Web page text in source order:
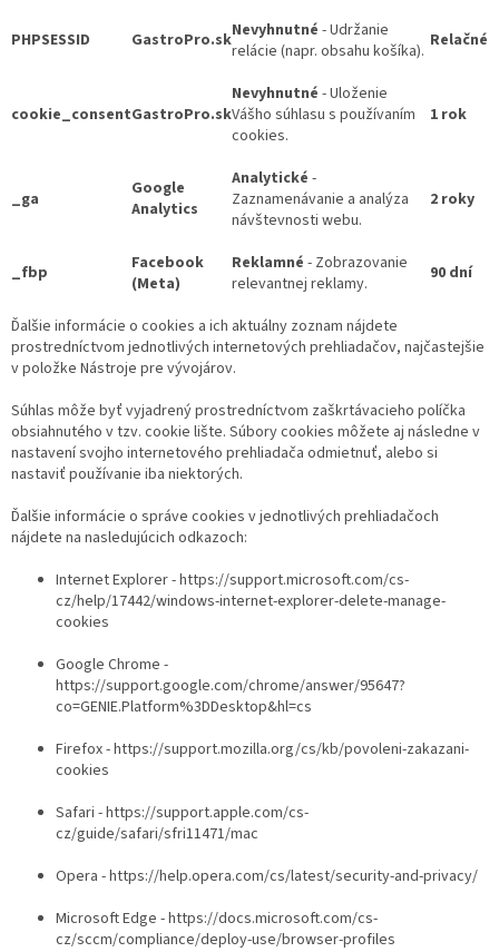
PHPSESSID GastroPro.skNevyhnutné - Udržanie
relácie (napr. obsahu košíka). Relačné
cookie_consentGastroPro.sk
Nevyhnutné - Uloženie
Vášho súhlasu s používaním
cookies.
1 rok
_ga
Google
Analytics
Analytické -
Zaznamenávanie a analýza
návštevnosti webu.
2 roky
_fbp
Facebook
(Meta)
Reklamné - Zobrazovanie
relevantnej reklamy.
90 dní
Ďalšie informácie o cookies a ich aktuálny zoznam nájdete
prostredníctvom jednotlivých internetových prehliadačov, najčastejšie
v položke Nástroje pre vývojárov.
Súhlas môže byť vyjadrený prostredníctvom zaškrtávacieho políčka
obsiahnutého v tzv. cookie lište. Súbory cookies môžete aj následne v
nastavení svojho internetového prehliadača odmietnuť, alebo si
nastaviť používanie iba niektorých.
Ďalšie informácie o správe cookies v jednotlivých prehliadačoch
nájdete na nasledujúcich odkazoch:
Internet Explorer - https://support.microsoft.com/cs-
cz/help/17442/windows-internet-explorer-delete-manage-
cookies
Google Chrome -
https://support.google.com/chrome/answer/95647?
co=GENIE.Platform%3DDesktop&hl=cs
Firefox - https://support.mozilla.org/cs/kb/povoleni-zakazani-
cookies
Safari - https://support.apple.com/cs-
cz/guide/safari/sfri11471/mac
Opera - https://help.opera.com/cs/latest/security-and-privacy/
Microsoft Edge - https://docs.microsoft.com/cs-
cz/sccm/compliance/deploy-use/browser-profiles